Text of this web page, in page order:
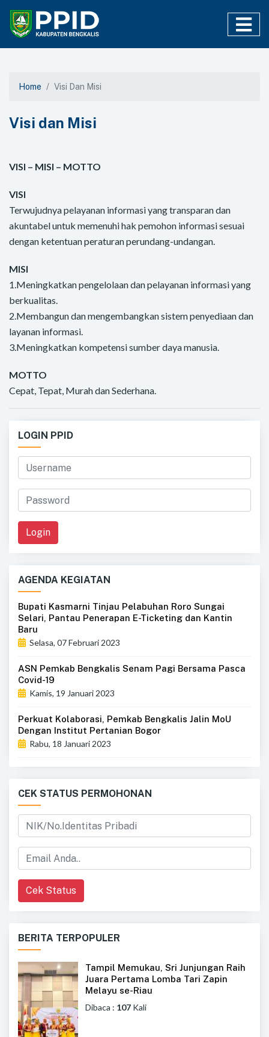
Home Visi Dan Misi
Visi dan Misi
VISI – MISI – MOTTO
VISI
Terwujudnya pelayanan informasi yang transparan dan
akuntabel untuk memenuhi hak pemohon informasi sesuai
dengan ketentuan peraturan perundang-undangan.
MISI
1.Meningkatkan pengelolaan dan pelayanan informasi yang
berkualitas.
2.Membangun dan mengembangkan sistem penyediaan dan
layanan informasi.
3.Meningkatkan kompetensi sumber daya manusia.
MOTTO
Cepat, Tepat, Murah dan Sederhana.
LOGIN PPID
Login
AGENDA KEGIATAN
Bupati Kasmarni Tinjau Pelabuhan Roro Sungai
Selari, Pantau Penerapan E-Ticketing dan Kantin
Baru
Selasa, 07 Februari 2023
ASN Pemkab Bengkalis Senam Pagi Bersama Pasca
Covid-19
Kamis, 19 Januari 2023
Perkuat Kolaborasi, Pemkab Bengkalis Jalin MoU
Dengan Institut Pertanian Bogor
Rabu, 18 Januari 2023
CEK STATUS PERMOHONAN
Cek Status
BERITA TERPOPULER
Tampil Memukau, Sri Junjungan Raih
Juara Pertama Lomba Tari Zapin
Melayu se-Riau
Dibaca : 107 Kali